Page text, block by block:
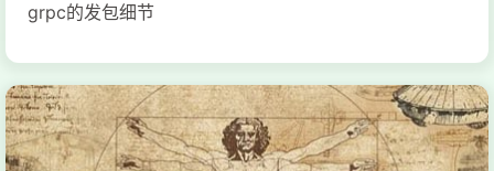
grpc的发包细节